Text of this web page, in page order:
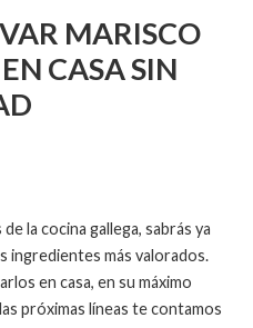
MARISCO
CASA SIN
la cocina gallega, sabrás ya
ingredientes más valorados.
en casa, en su máximo
próximas líneas te contamos